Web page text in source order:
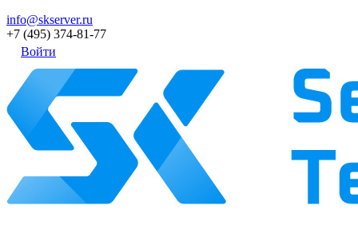
info@skserver.ru
+7 (495) 374-81-77
Войти